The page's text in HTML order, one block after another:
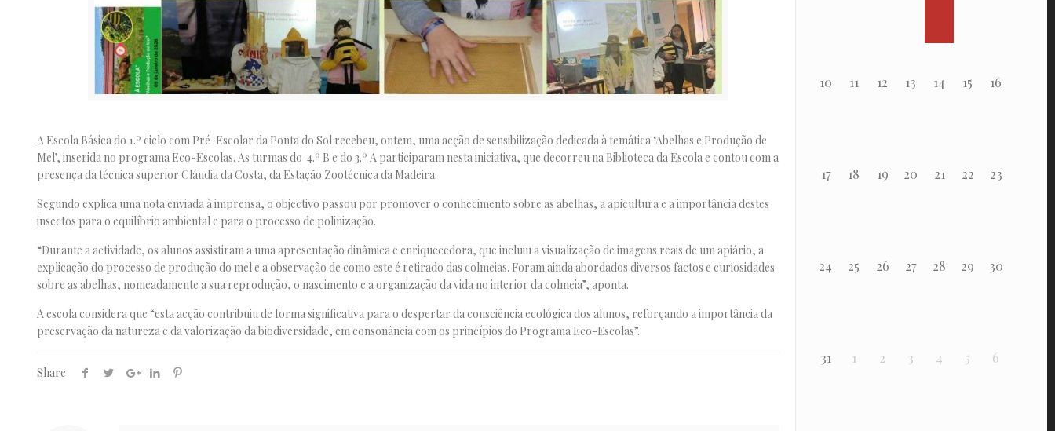
A Escola Básica do 1.º ciclo com Pré-Escolar da Ponta do Sol recebeu, ontem, uma acção de sensibilização dedicada à temática ‘Abelhas e Produção de
Mel’, inserida no programa Eco-Escolas. As turmas do 4.º B e do 3.º A participaram nesta iniciativa, que decorreu na Biblioteca da Escola e contou com a
presença da técnica superior Cláudia da Costa, da Estação Zootécnica da Madeira.
Segundo explica uma nota enviada à imprensa, o objectivo passou por promover o conhecimento sobre as abelhas, a apicultura e a importância destes
insectos para o equilíbrio ambiental e para o processo de polinização.
“Durante a actividade, os alunos assistiram a uma apresentação dinâmica e enriquecedora, que incluiu a visualização de imagens reais de um apiário, a
explicação do processo de produção do mel e a observação de como este é retirado das colmeias. Foram ainda abordados diversos factos e curiosidades
sobre as abelhas, nomeadamente a sua reprodução, o nascimento e a organização da vida no interior da colmeia”, aponta.
A escola considera que “esta acção contribuiu de forma significativa para o despertar da consciência ecológica dos alunos, reforçando a importância da
preservação da natureza e da valorização da biodiversidade, em consonância com os princípios do Programa Eco-Escolas”.
Share
10 11 12 13 14 15 16
17 18 19 20 21 22 23
24 25 26 27 28 29 30
31 1 2 3 4 5 6